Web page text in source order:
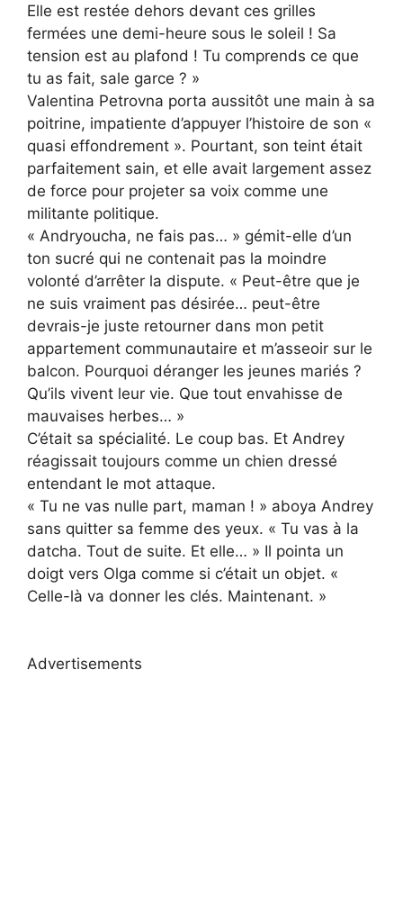
Elle est restée dehors devant ces grilles
fermées une demi-heure sous le soleil ! Sa
tension est au plafond ! Tu comprends ce que
tu as fait, sale garce ? »
Valentina Petrovna porta aussitôt une main à sa
poitrine, impatiente d’appuyer l’histoire de son «
quasi effondrement ». Pourtant, son teint était
parfaitement sain, et elle avait largement assez
de force pour projeter sa voix comme une
militante politique.
« Andryoucha, ne fais pas… » gémit-elle d’un
ton sucré qui ne contenait pas la moindre
volonté d’arrêter la dispute. « Peut-être que je
ne suis vraiment pas désirée… peut-être
devrais-je juste retourner dans mon petit
appartement communautaire et m’asseoir sur le
balcon. Pourquoi déranger les jeunes mariés ?
Qu’ils vivent leur vie. Que tout envahisse de
mauvaises herbes… »
C’était sa spécialité. Le coup bas. Et Andrey
réagissait toujours comme un chien dressé
entendant le mot attaque.
« Tu ne vas nulle part, maman ! » aboya Andrey
sans quitter sa femme des yeux. « Tu vas à la
datcha. Tout de suite. Et elle… » Il pointa un
doigt vers Olga comme si c’était un objet. «
Celle-là va donner les clés. Maintenant. »
Advertisements